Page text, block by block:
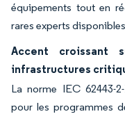
équipements tout en
rares experts
Accent croissant
infrastructures
La norme IEC 62443-
pour les programmes